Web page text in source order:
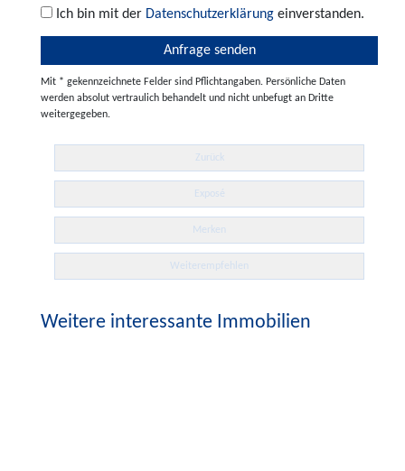
Ich bin mit der Datenschutzerklärung einverstanden.
Mit * gekennzeichnete Felder sind Pflichtangaben. Persönliche Daten
werden absolut vertraulich behandelt und nicht unbefugt an Dritte
weitergegeben.
Zurück
Exposé
Merken
Weiterempfehlen
Weitere interessante Immobilien